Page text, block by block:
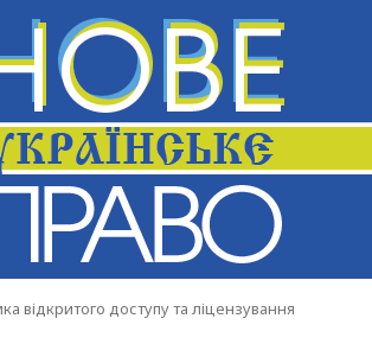
відкритого доступу та ліцензування